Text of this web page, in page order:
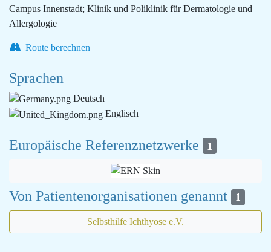
Campus Innenstadt; Klinik und Poliklinik für Dermatologie und
Allergologie
Route berechnen
Sprachen
Deutsch
Englisch
Europäische Referenznetzwerke 1
Von Patientenorganisationen genannt 1
Selbsthilfe Ichthyose e.V.